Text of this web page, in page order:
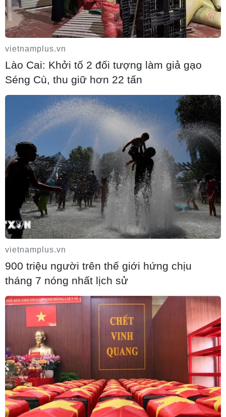
Tin cùng chuyên mục
vietnamplus.vn
Lào Cai: Khởi tố 2 đối tượng làm giả gạo
Séng Cù, thu giữ hơn 22 tấn
vietnamplus.vn
900 triệu người trên thế giới hứng chịu
tháng 7 nóng nhất lịch sử